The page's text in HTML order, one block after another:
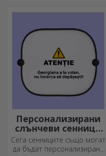
Персонализирани
слънчеви сенници
за автомобили
Сега сенниците също могат
да бъдат персонализирани